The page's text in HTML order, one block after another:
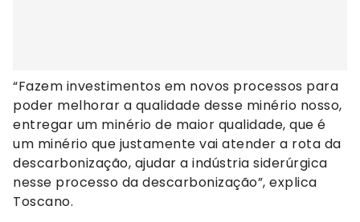
“Fazem investimentos em novos processos para
poder melhorar a qualidade desse minério nosso,
entregar um minério de maior qualidade, que é
um minério que justamente vai atender a rota da
descarbonização, ajudar a indústria siderúrgica
nesse processo da descarbonização”, explica
Toscano.